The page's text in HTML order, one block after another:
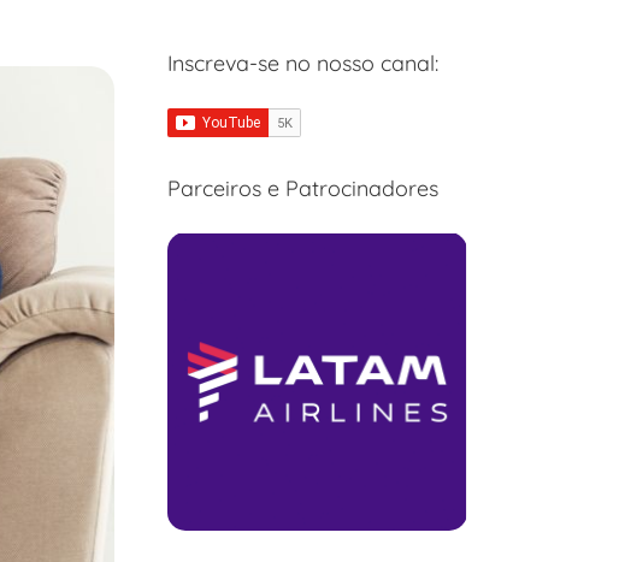
Inscreva-se no nosso canal:
Parceiros e Patrocinadores